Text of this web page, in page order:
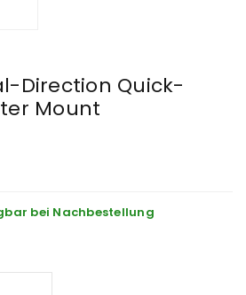
Direction Quick-
Mount
bei Nachbestellung